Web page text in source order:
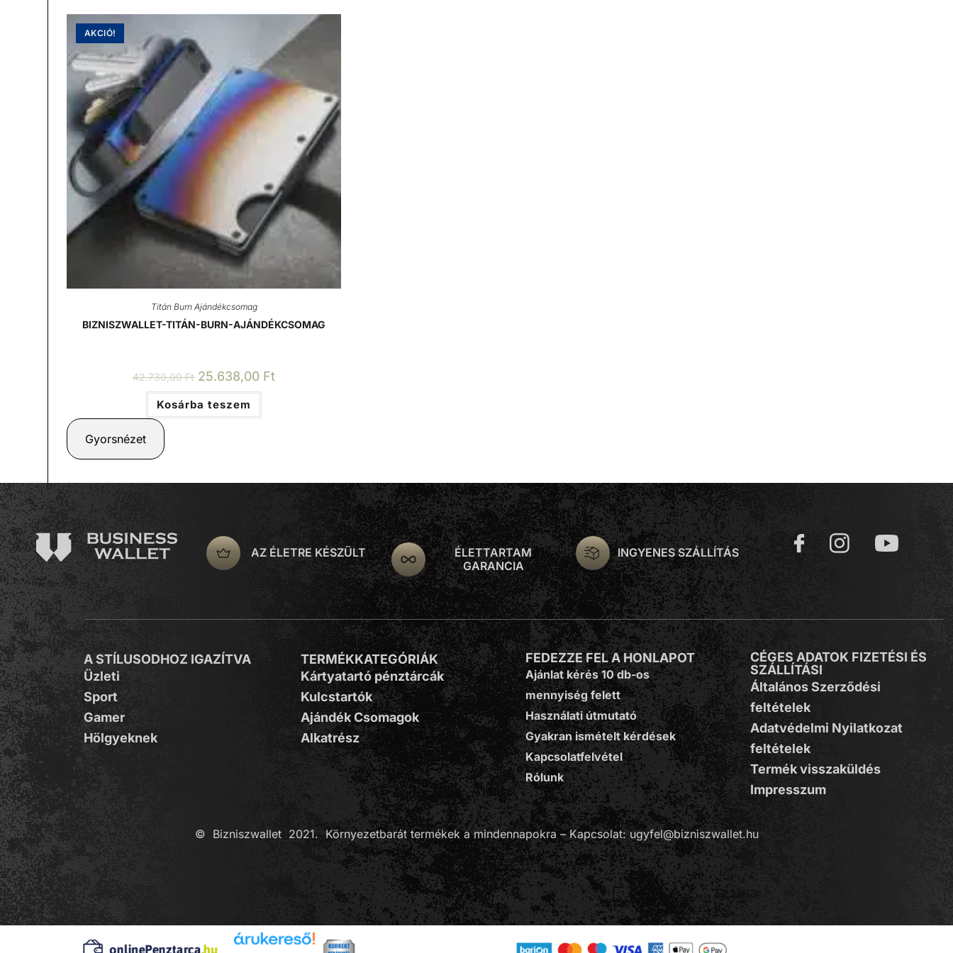
AKCIÓ!
Titán Burn Ajándékcsomag
BIZNISZWALLET-TITÁN-BURN-AJÁNDÉKCSOMAG
42.730,00Ft 25.638,00 Ft
Kosárba teszem
Gyorsnézet
AZ ÉLETRE KÉSZÜLT
ÉLETTARTAM
GARANCIA
INGYENES SZÁLLÍTÁS
A STÍLUSODHOZ IGAZÍTVA
Üzleti
Sport
Gamer
Hölgyeknek
TERMÉKKATEGÓRIÁK
Kártyatartó pénztárcák
Kulcstartók
Ajándék Csomagok
Alkatrész
FEDEZZE FEL A HONLAPOT
Ajánlat kérés 10 db-os
mennyiség felett
Használati útmutató
Gyakran ismételt kérdések
Kapcsolatfelvétel
Rólunk
CÉGES ADATOK FIZETÉSI ÉS
SZÁLLÍTÁSI
Általános Szerződési
feltételek
Adatvédelmi Nyilatkozat
feltételek
Termék visszaküldés
Impresszum
© Bizniszwallet 2021. Környezetbarát termékek a mindennapokra – Kapcsolat: ugyfel@bizniszwallet.hu